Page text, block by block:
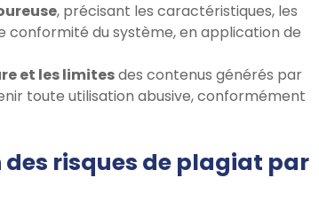
, précisant les caractéristiques, les
conformité du système, en application de
et les limitesdes contenus générés par
toute utilisation abusive, conformément
des risques de plagiat par